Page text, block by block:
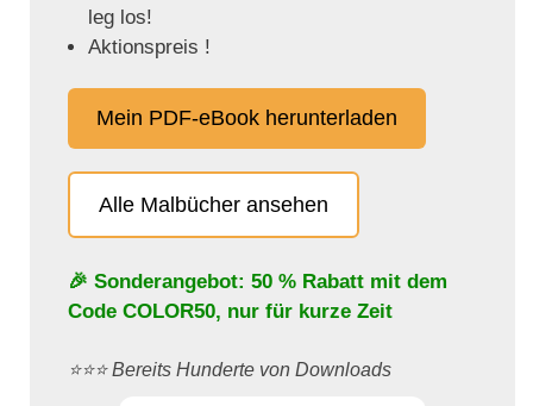
leg los!
Aktionspreis !
Mein PDF-eBook herunterladen
Alle Malbücher ansehen
🎉 Sonderangebot: 50 % Rabatt mit dem
Code COLOR50, nur für kurze Zeit
⭐️⭐️⭐️ Bereits Hunderte von Downloads